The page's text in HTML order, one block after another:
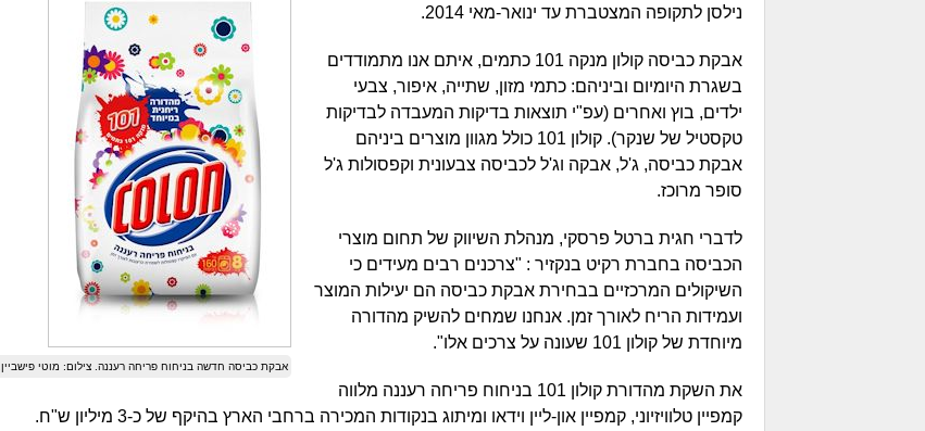
אבקת כביסה חדשה בניחוח פריחה רעננה. צילום: מוטי פישביין.
נילסן לתקופה המצטברת עד ינואר-מאי 2014.
אבקת כביסה קולון מנקה 101 כתמים, איתם אנו מתמודדים
בשגרת היומיום וביניהם: כתמי מזון, שתייה, איפור, צבעי
ילדים, בוץ ואחרים (עפ"י תוצאות בדיקות המעבדה לבדיקות
טקסטיל של שנקר). קולון 101 כולל מגוון מוצרים ביניהם
אבקת כביסה, ג'ל, אבקה וג'ל לכביסה צבעונית וקפסולות ג'ל
סופר מרוכז.
לדברי חגית ברטל פרסקי, מנהלת השיווק של תחום מוצרי
הכביסה בחברת רקיט בנקזיר : "צרכנים רבים מעידים כי
השיקולים המרכזיים בבחירת אבקת כביסה הם יעילות המוצר
ועמידות הריח לאורך זמן. אנחנו שמחים להשיק מהדורה
מיוחדת של קולון 101 שעונה על צרכים אלו".
את השקת מהדורת קולון 101 בניחוח פריחה רעננה מלווה
קמפיין טלוויזיוני, קמפיין און-ליין וידאו ומיתוג בנקודות המכירה ברחבי הארץ בהיקף של כ-3 מיליון ש"ח.